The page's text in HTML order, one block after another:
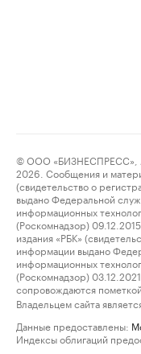
© ООО «БИЗНЕСПРЕСС»,
2026. Сообщения и
(свидетельство о
выдано Федеральной
информационных
(Роскомнадзор)
издания «РБК»
информации выдано
информационных
(Роскомнадзор)
сопровождаются
Владельцем сайта
Данные предоставлены:
Индексы облигаций